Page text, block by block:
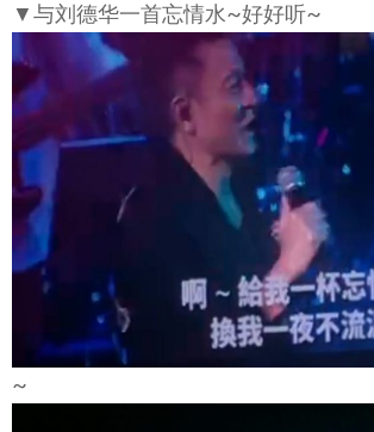
▼与刘德华一首忘情水~好好听~
~